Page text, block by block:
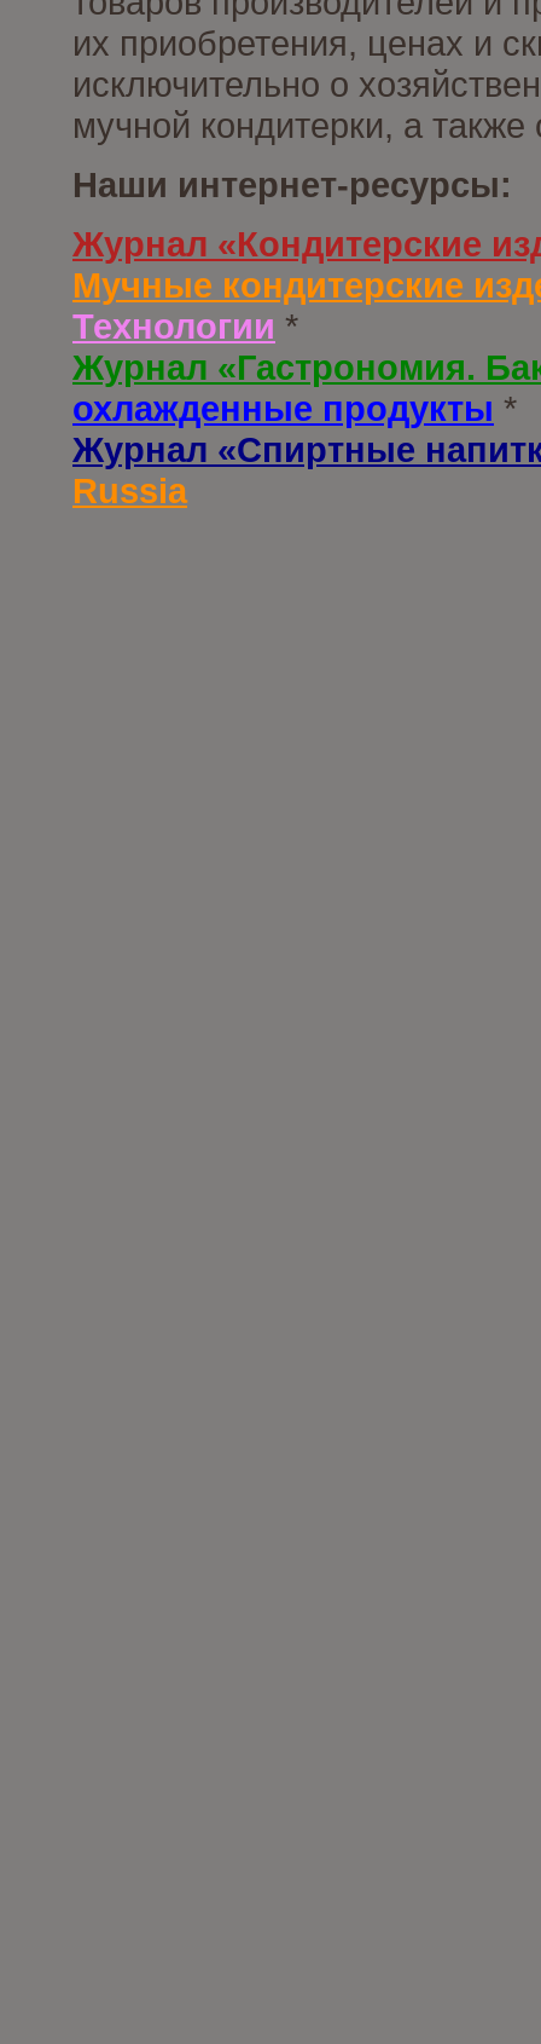
их приобретения, ценах и
исключительно о
мучной кондитерки, а
Наши интернет-ресурсы:
Журнал «Кондитерские
Мучные кондитерские
Технологии *
Журнал «Гастрономия.
охлажденные продукты *
Журнал «Спиртные
Russia